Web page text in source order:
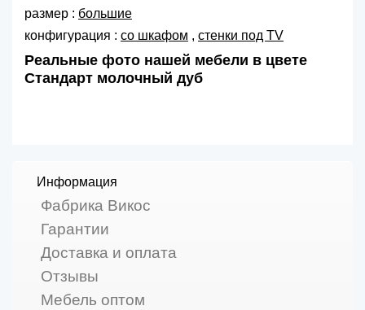
размер : большие
конфигурация : со шкафом , cтенки под TV
Реальные фото нашей мебели в цвете
Стандарт молочный дуб
Информация
Фабрика Викос
Гарантии
Доставка и оплата
Отзывы
Мебель оптом